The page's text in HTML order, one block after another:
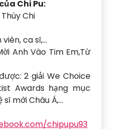
Chi Pu:
Chi
viên, ca sĩ,…
Anh Vào Tim Em,Từ
2 giải We Choice
Awards hạng mục
sĩ mới Châu Á,…
chipupu93